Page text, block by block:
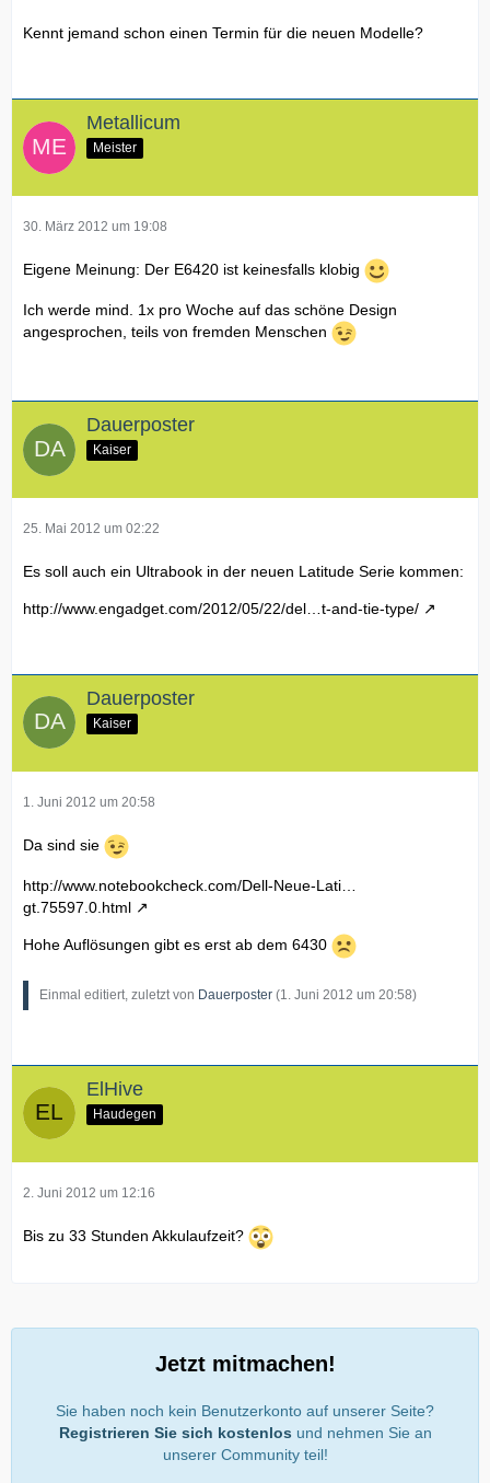
Kennt jemand schon einen Termin für die neuen Modelle?
Metallicum
Meister
30. März 2012 um 19:08
Eigene Meinung: Der E6420 ist keinesfalls klobig
Ich werde mind. 1x pro Woche auf das schöne Design
angesprochen, teils von fremden Menschen
Dauerposter
Kaiser
25. Mai 2012 um 02:22
Es soll auch ein Ultrabook in der neuen Latitude Serie kommen:
http://www.engadget.com/2012/05/22/del…t-and-tie-type/
Dauerposter
Kaiser
1. Juni 2012 um 20:58
Da sind sie
http://www.notebookcheck.com/Dell-Neue-Lati…
gt.75597.0.html
Hohe Auflösungen gibt es erst ab dem 6430
Einmal editiert, zuletzt von Dauerposter (1. Juni 2012 um 20:58)
ElHive
Haudegen
2. Juni 2012 um 12:16
Bis zu 33 Stunden Akkulaufzeit?
Jetzt mitmachen!
Sie haben noch kein Benutzerkonto auf unserer Seite?
Registrieren Sie sich kostenlos und nehmen Sie an
unserer Community teil!